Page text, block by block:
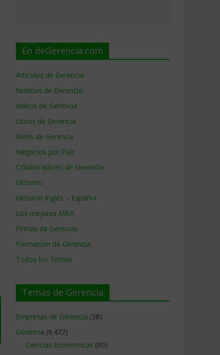
En deGerencia.com
Artículos de Gerencia
Noticias de Gerencia
Videos de Gerencia
Libros de Gerencia
Webs de Gerencia
Negocios por País
Colaboradores de Gerencia
Glosario
Glosario Inglés – Español
Los mejores MBA
Firmas de Gerencia
Formación de Gerencia
Todos los Temas
Temas de Gerencia
Empresas de Gerencia (38)
Gerencia (9.477)
Ciencias Económicas (80)